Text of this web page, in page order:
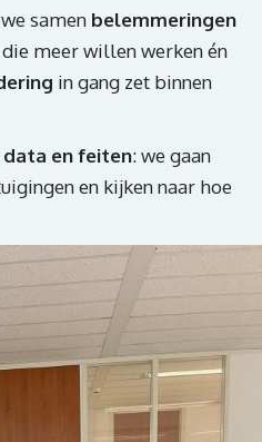
samen belemmeringen
meer willen werken én
in gang zet binnen
data en feiten: we gaan
en kijken naar hoe